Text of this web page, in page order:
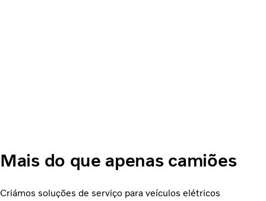
Mais do que apenas camiões
Criámos soluções de serviço para veículos elétricos